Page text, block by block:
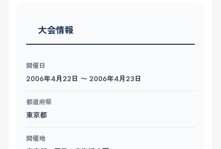
大会情報
開催日
2006年4月22日 〜 2006年4月23日
都道府県
東京都
開催地